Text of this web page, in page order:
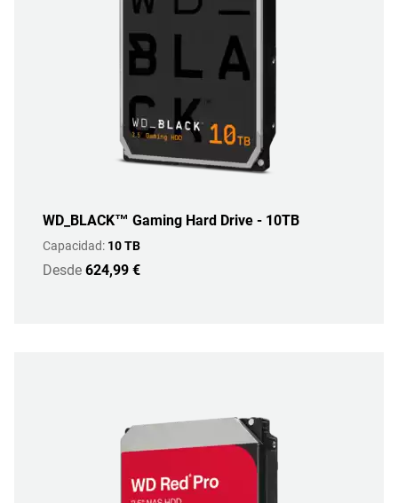
WD_BLACK™ Gaming Hard Drive - 10TB
Capacidad: 10 TB
Desde 624,99 €